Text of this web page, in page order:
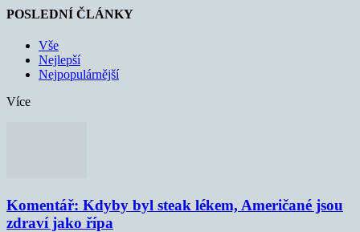
POSLEDNÍ ČLÁNKY
Vše
Nejlepší
Nejpopulárnější
Více
Komentář: Kdyby byl steak lékem, Američané jsou
zdraví jako řípa